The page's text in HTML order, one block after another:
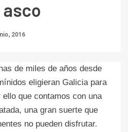
2016
de miles de años desde
eligieran Galicia para
que contamos con una
una gran suerte que
no pueden disfrutar.